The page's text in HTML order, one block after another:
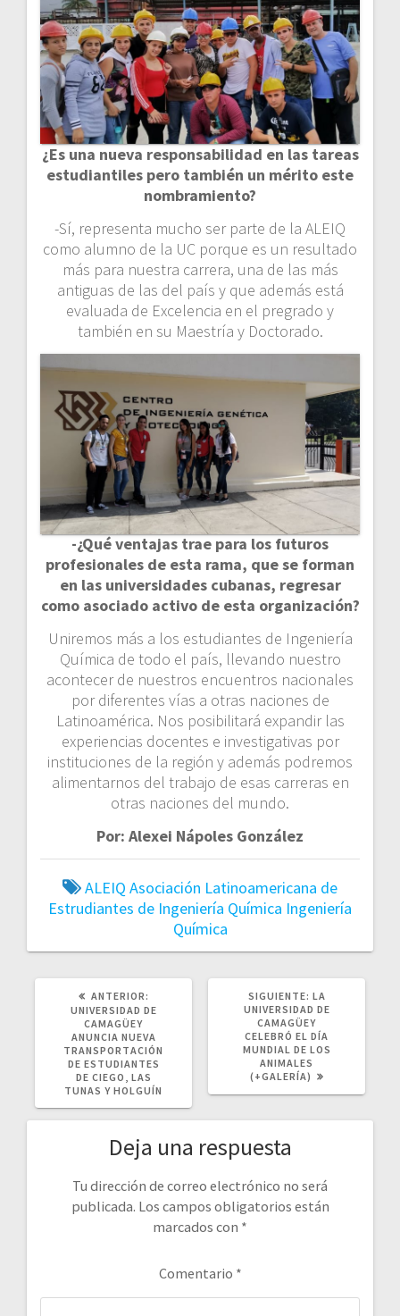
¿Es una nueva responsabilidad en las tareas
estudiantiles pero también un mérito este
nombramiento?
-Sí, representa mucho ser parte de la ALEIQ
como alumno de la UC porque es un resultado
más para nuestra carrera, una de las más
antiguas de las del país y que además está
evaluada de Excelencia en el pregrado y
también en su Maestría y Doctorado.
-¿Qué ventajas trae para los futuros
profesionales de esta rama, que se forman
en las universidades cubanas, regresar
como asociado activo de esta organización?
Uniremos más a los estudiantes de Ingeniería
Química de todo el país, llevando nuestro
acontecer de nuestros encuentros nacionales
por diferentes vías a otras naciones de
Latinoamérica. Nos posibilitará expandir las
experiencias docentes e investigativas por
instituciones de la región y además podremos
alimentarnos del trabajo de esas carreras en
otras naciones del mundo.
Por: Alexei Nápoles González
ALEIQ Asociación Latinoamericana de
Estrudiantes de Ingeniería Química Ingeniería
Química
ANTERIOR:
ANTERIOR:
UNIVERSIDAD DE
CAMAGÜEY
ANUNCIA NUEVA
TRANSPORTACIÓN
DE ESTUDIANTES
DE CIEGO, LAS
TUNAS Y HOLGUÍN
SIGUIENTE: SIGUIENTE
POST:
LA
UNIVERSIDAD DE
CAMAGÜEY
CELEBRÓ EL DÍA
MUNDIAL DE LOS
ANIMALES
(+GALERÍA)
Deja una respuesta
Tu dirección de correo electrónico no será
publicada. Los campos obligatorios están
marcados con *
Comentario *